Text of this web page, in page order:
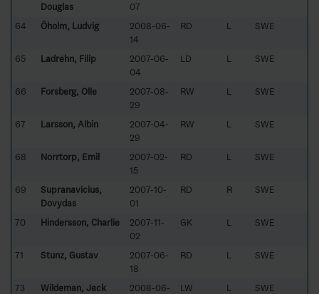
Douglas
07
64 Öholm, Ludvig
2008-06-
14
RD L SWE
65 Ladréhn, Filip
2007-06-
04
LD L SWE
66 Forsberg, Olle
2007-08-
29
RW L SWE
67 Larsson, Albin
2007-04-
29
RW L SWE
68 Norrtorp, Emil
2007-02-
15
RD L SWE
69
Supranavicius,
Dovydas
2007-10-
01
RD R SWE
70 Hindersson, Charlie
2007-11-
02
GK L SWE
71 Stunz, Gustav
2007-06-
18
RD L SWE
73 Wildeman, Jack
2008-06-
LW L SWE